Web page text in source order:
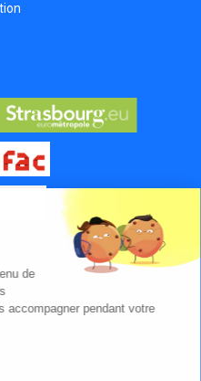
de
accompagner pendant votre